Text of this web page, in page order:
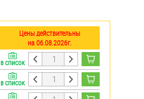
Цены действительны
на 06.08.2026г.
В СПИСОК
В СПИСОК